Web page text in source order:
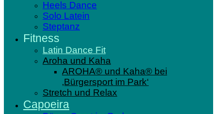
Heels Dance
Solo Latein
Steptanz
Fitness
Latin Dance Fit
Aroha und Kaha
AROHA® und Kaha® bei
‚Bürgersport im Park‘
Stretch und Relax
Capoeira